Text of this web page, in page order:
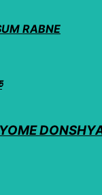
RABNE